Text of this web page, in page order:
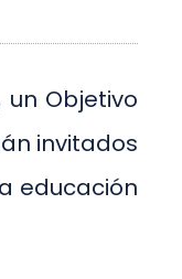
Objetivo
invitados
educación